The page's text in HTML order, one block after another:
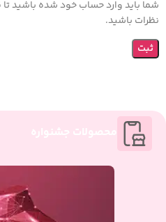
شما باید وارد حساب خود شده باشید تا
نظرات باشید.
محصولات جشنواره